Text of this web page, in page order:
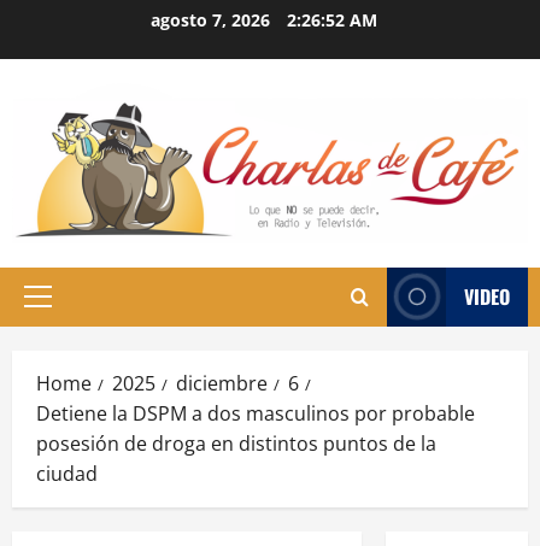
agosto 7, 2026 2:26:53 AM
Primary
VIDEO
Home 2025 diciembre
6
Detiene la DSPM a dos masculinos por probable
posesión de droga en distintos puntos de la
ciudad